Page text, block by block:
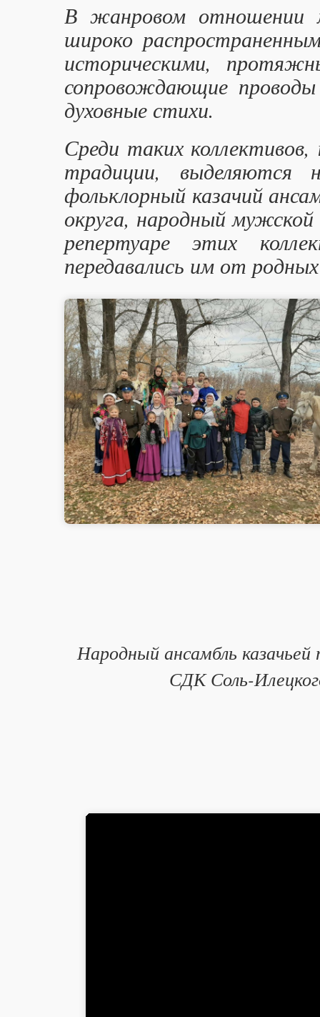
В жанровом отношении
широко
историческими,
сопровождающие
духовные стихи.
Среди таких
традиции, выделяются
фольклорный казачий
округа, народный мужской
репертуаре этих
передавались им от
Народный ансамбль казачьей
СДК Соль-